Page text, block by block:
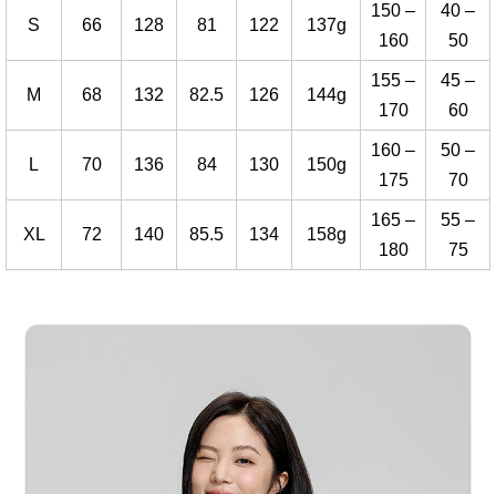
S 66 128 81 122 137g
150 –
160
40 –
50
M 68 132 82.5 126 144g
155 –
170
45 –
60
L 70 136 84 130 150g
160 –
175
50 –
70
XL 72 140 85.5 134 158g
165 –
180
55 –
75